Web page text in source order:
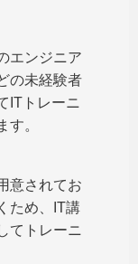
エンジニア
の未経験者
ITトレーニ
す。
意されてお
ため、IT講
てトレーニ